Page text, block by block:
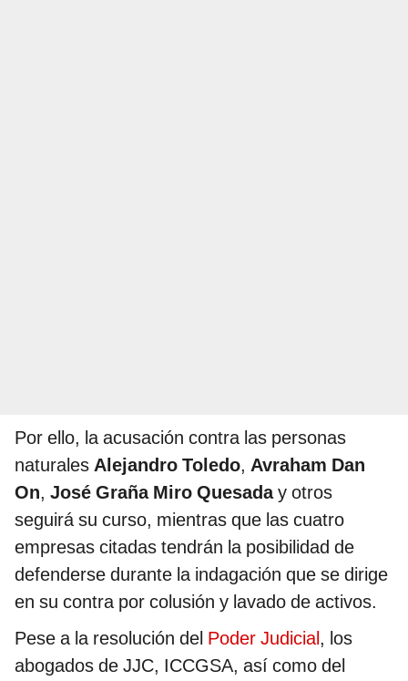
Por ello, la acusación contra las personas
naturales Alejandro Toledo, Avraham Dan
On, José Graña Miro Quesaday otros
seguirá su curso, mientras que las cuatro
empresas citadas tendrán la posibilidad de
defenderse durante la indagación que se dirige
en su contra por colusión y lavado de activos.
Pese a la resolución del Poder Judicial, los
abogados de JJC, ICCGSA, así como del